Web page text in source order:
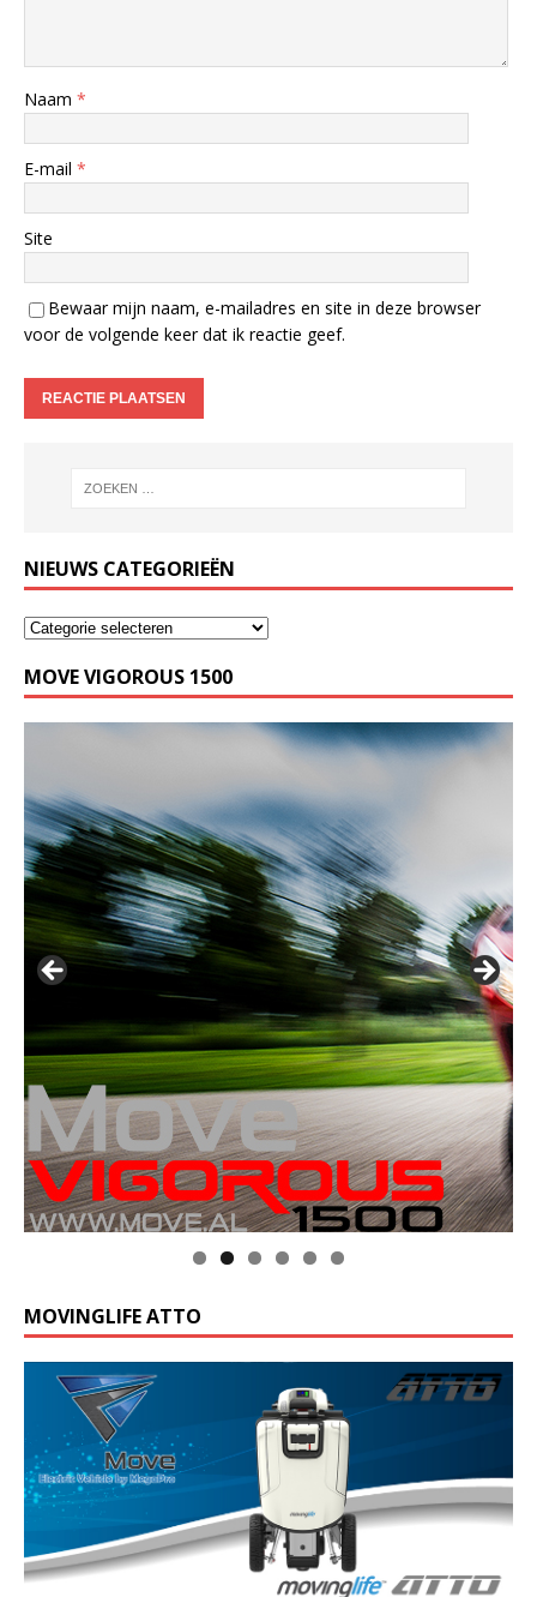
Naam *
E-mail *
Site
Bewaar mijn naam, e-mailadres en site in deze browser
voor de volgende keer dat ik reactie geef.
NIEUWS CATEGORIEËN
MOVE VIGOROUS 1500
MOVINGLIFE ATTO